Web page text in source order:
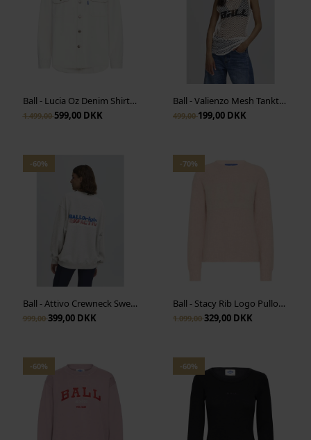
Ball - Lucia Oz Denim Shirt - Birch
1.499,00599,00 DKK
Ball - Valienzo Mesh Tanktop - Blanc de Blanc
499,00199,00 DKK
-60%
Ball - Attivo Crewneck Sweatshirt - Medium Grey Mel
999,00399,00 DKK
-70%
Ball - Stacy Rib Logo Pullover - Anise Flower Melange
1.099,00329,00 DKK
-60% -60%